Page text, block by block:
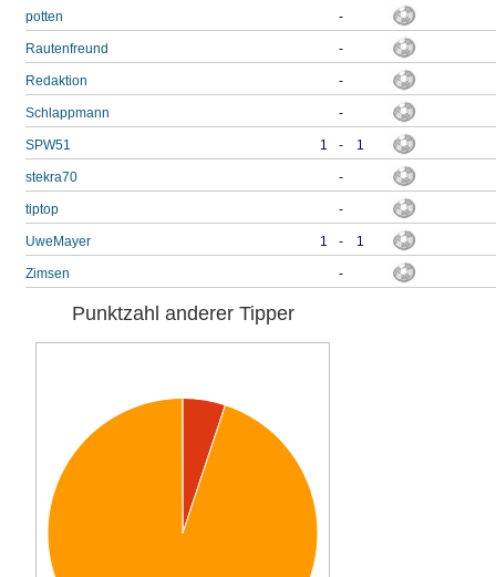
potten -
Rautenfreund -
Redaktion -
Schlappmann -
SPW51 1 - 1
stekra70 -
tiptop -
UweMayer 1 - 1
Zimsen -
Punktzahl anderer Tipper